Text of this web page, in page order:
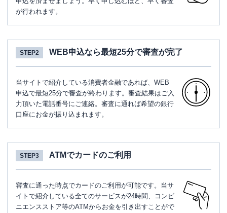
が行われます。
STEP2 WEB申込なら最短25分で審査が完了
当サイトで紹介している消費者金融であれば、WEB
申込で最短25分で審査が終わります。審査結果はご入
力頂いた電話番号にご連絡。審査に通れば希望の銀行
口座にお金が振り込まれます。
STEP3 ATMでカードのご利用
審査に通った時点でカードのご利用が可能です。当サ
イトで紹介している全てのサービスが24時間、コンビ
ニエンスストア等のATMからお金を引き出すことがで